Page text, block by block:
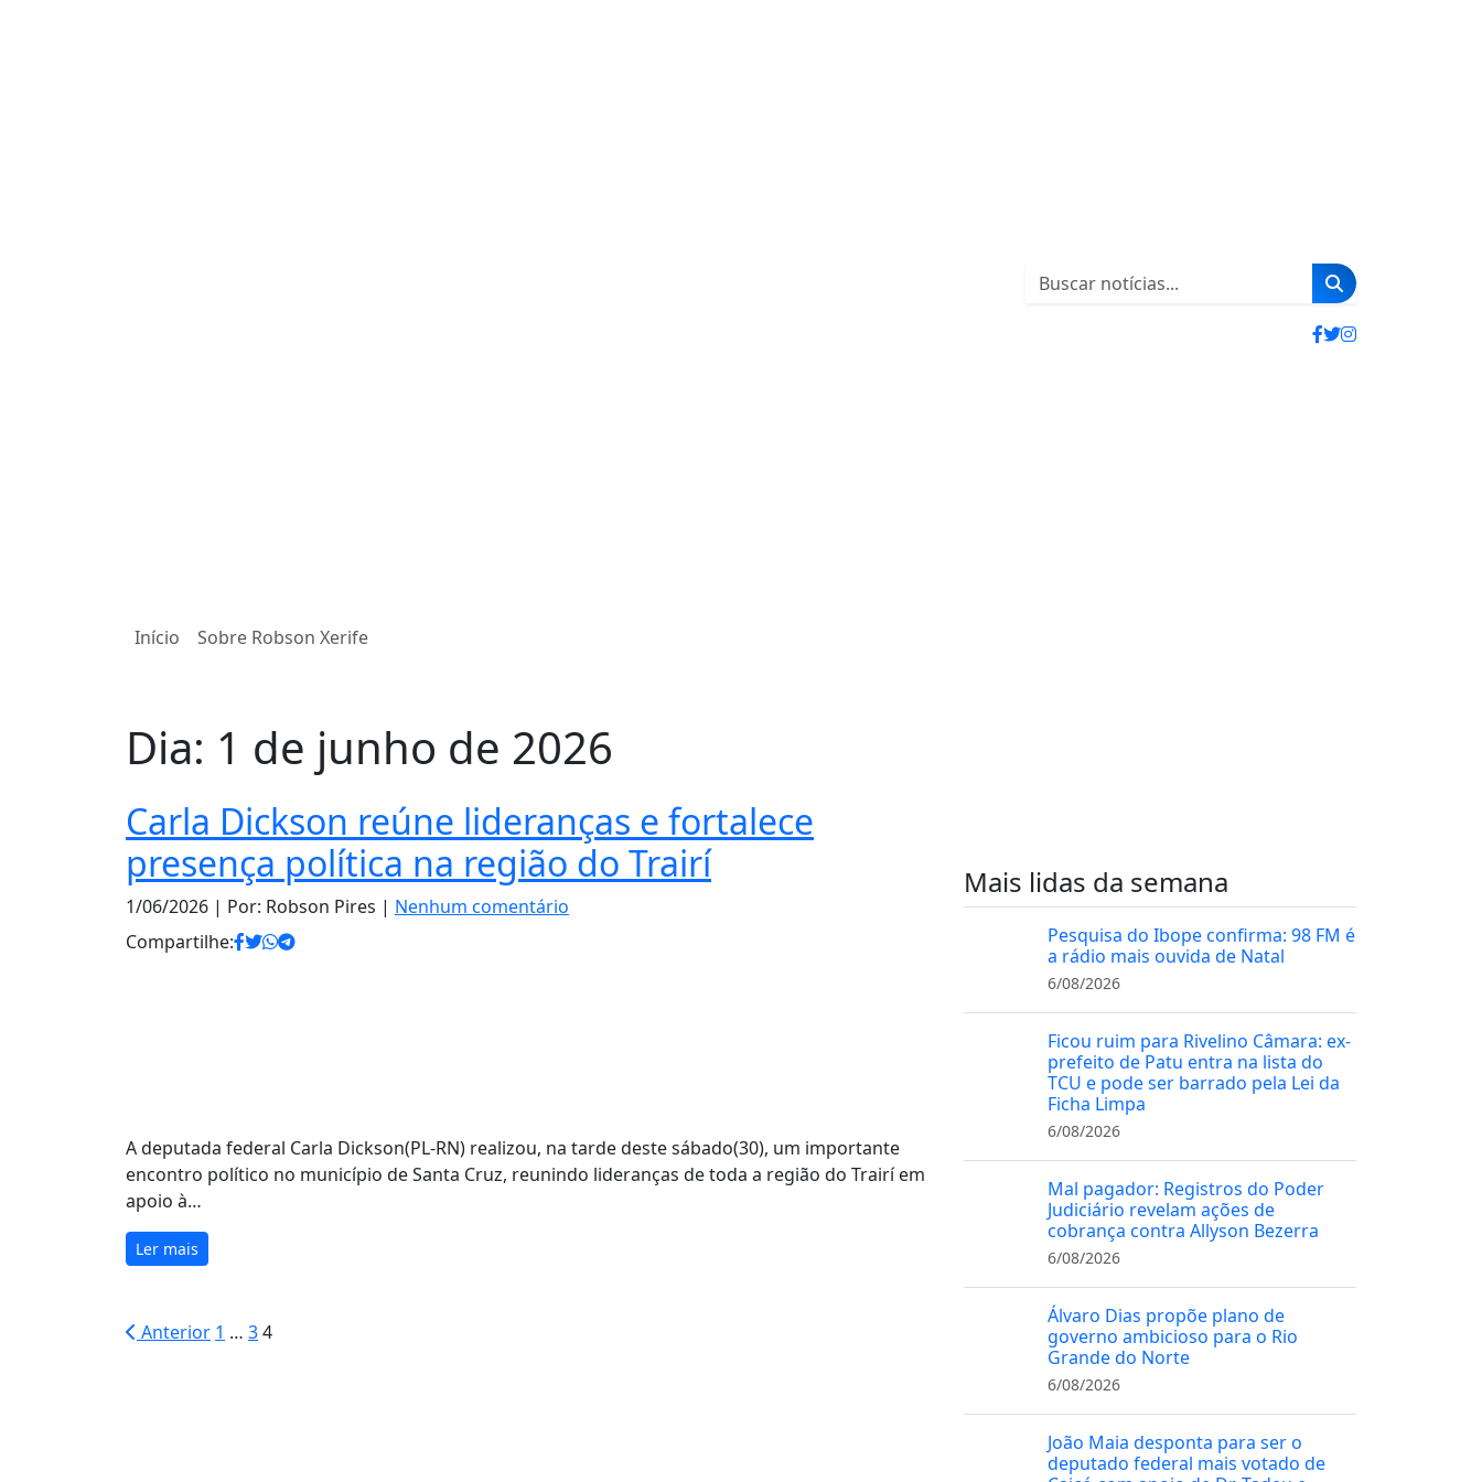
Início Sobre Robson Xerife
Dia: 1 de junho de 2026
Carla Dickson reúne lideranças e fortalece
presença política na região do Trairí
1/06/2026 | Por: Robson Pires | Nenhum comentário
Compartilhe:
A deputada federal Carla Dickson(PL-RN) realizou, na tarde deste sábado(30), um importante
encontro político no município de Santa Cruz, reunindo lideranças de toda a região do Trairí em
apoio à…
Ler mais
Paginação
Anterior 1 … 34
Mais lidas da semana
Pesquisa do Ibope confirma: 98 FM é
a rádio mais ouvida de Natal
6/08/2026
Ficou ruim para Rivelino Câmara: ex-
prefeito de Patu entra na lista do
TCU e pode ser barrado pela Lei da
Ficha Limpa
6/08/2026
Mal pagador: Registros do Poder
Judiciário revelam ações de
cobrança contra Allyson Bezerra
6/08/2026
Álvaro Dias propõe plano de
governo ambicioso para o Rio
Grande do Norte
6/08/2026
João Maia desponta para ser o
deputado federal mais votado de